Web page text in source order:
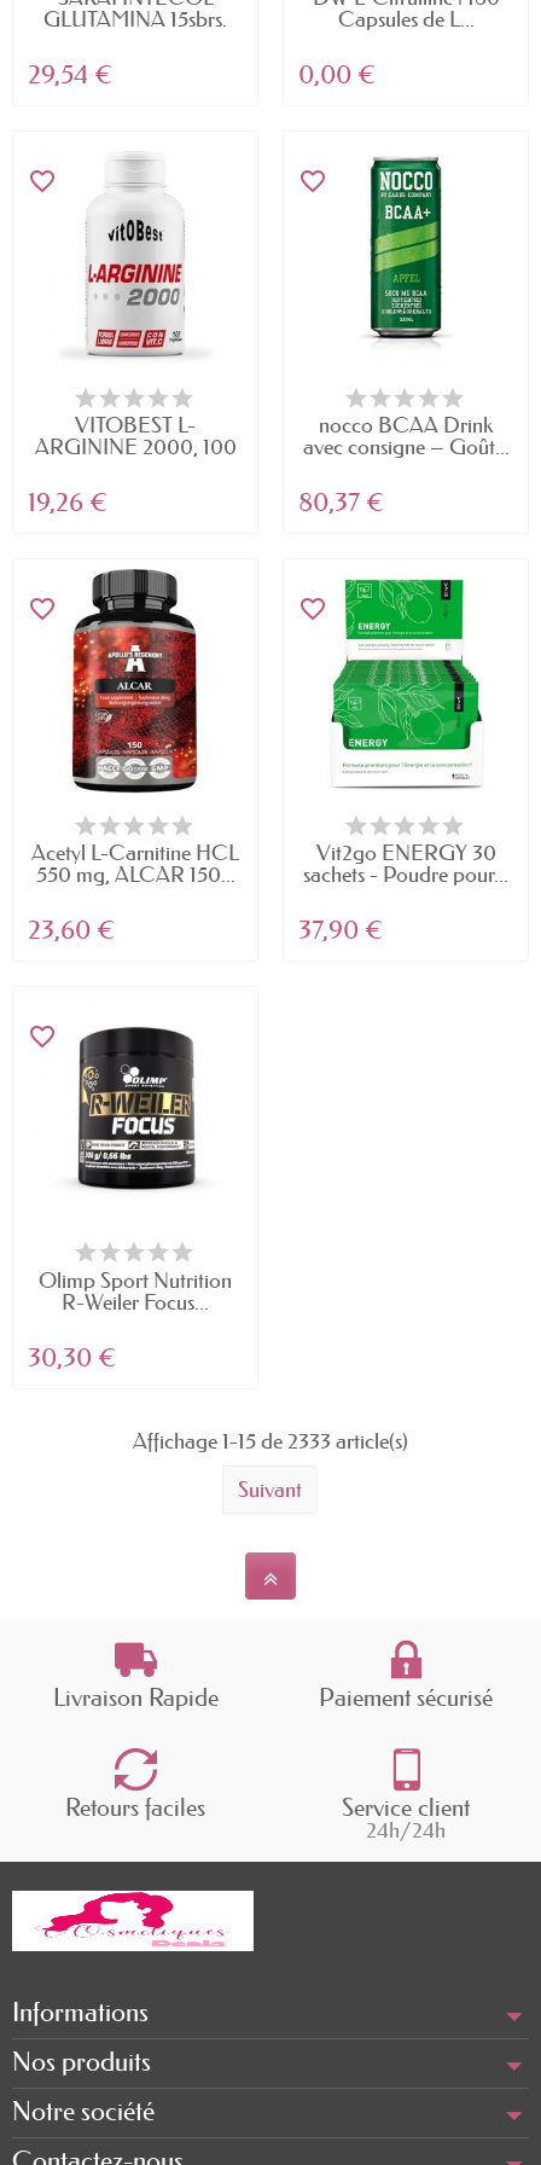
GLUTAMINA 15sbrs.
29,54 €
Capsules de L...
0,00 €
favorite_border
VITOBEST L-
ARGININE 2000, 100
19,26 €
favorite_border
nocco BCAA Drink
avec consigne – Goût...
80,37 €
favorite_border
Acetyl L-Carnitine HCL
550 mg, ALCAR 150...
23,60 €
favorite_border
Vit2go ENERGY 30
sachets - Poudre pour...
37,90 €
favorite_border
Olimp Sport Nutrition
R-Weiler Focus...
30,30 €
Affichage 1-15 de 2333 article(s)
Suivant
Livraison Rapide Paiement sécurisé
Retours faciles Service client
24h/24h
Informations
Nos produits
Notre société